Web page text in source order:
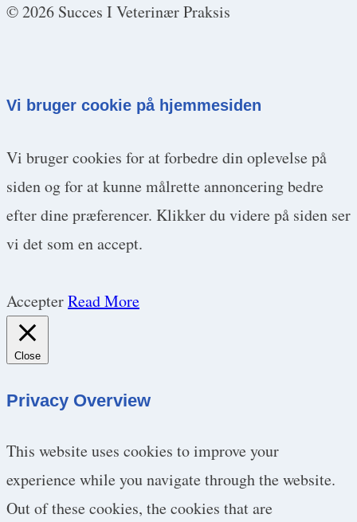
© 2026 Succes I Veterinær Praksis
Vi bruger cookie på hjemmesiden
Vi bruger cookies for at forbedre din oplevelse på
siden og for at kunne målrette annoncering bedre
efter dine præferencer. Klikker du videre på siden ser
vi det som en accept.
AccepterRead More
Close
Privacy Overview
This website uses cookies to improve your
experience while you navigate through the website.
Out of these cookies, the cookies that are